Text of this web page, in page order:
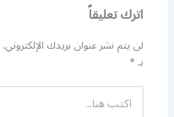
اترك تعليقاً
لن يتم نشر عنوان بريدك الإلكتروني.
بـ*
اكتب
هنا...